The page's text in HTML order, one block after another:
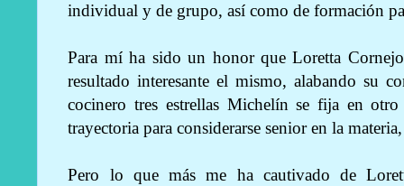
individual y de grupo, así como de formación
Para mí ha sido un honor que Loretta
resultado interesante el mismo, alabando su
cocinero tres estrellas Michelín se fija en
trayectoria para considerarse senior en la
Pero lo que más me ha cautivado de